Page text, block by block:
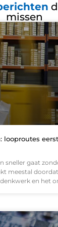
missen
looproutes
sneller gaat
meestal
en het